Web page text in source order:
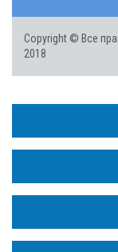
Copyright © Все
2018